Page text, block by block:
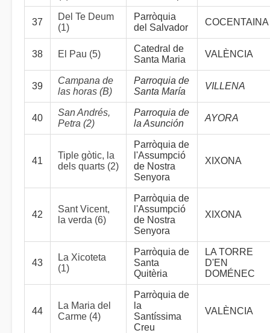
37
Del Te Deum
(1)
Parròquia
del Salvador
COCENTAINA
38 El Pau (5)
Catedral de
Santa Maria
VALÈNCIA
39
Campana de
las horas (B)
Parroquia de
Santa María
VILLENA
40
San Andrés,
Petra (2)
Parroquia de
la Asunción
AYORA
41
Tiple gòtic, la
dels quarts (2)
Parròquia de
l'Assumpció
de Nostra
Senyora
XIXONA
42
Sant Vicent,
la verda (6)
Parròquia de
l'Assumpció
de Nostra
Senyora
XIXONA
43
La Xicoteta
(1)
Parròquia de
Santa
Quitèria
LA TORRE
D'EN
DOMÉNEC
44
La Maria del
Carme (4)
Parròquia de
la
Santíssima
Creu
VALÈNCIA